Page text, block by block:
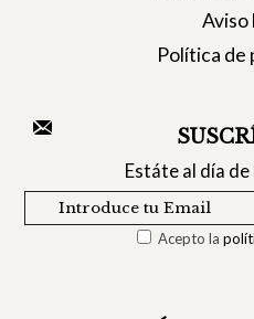
Aviso
Política de
Estáte al día
Acepto la